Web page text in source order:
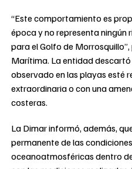
“Este comportamiento es
época y no representa ningún
para el Golfo de
Marítima. La entidad
observado en las playas esté
extraordinaria o con una
costeras.
La Dimar informó, además,
permanente de las
oceanoatmosféricas dentro